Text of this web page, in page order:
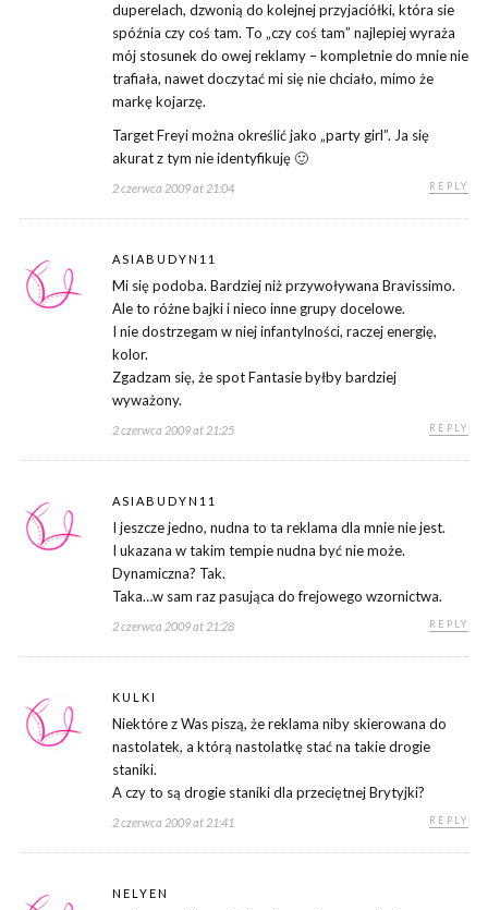
duperelach, dzwonią do kolejnej przyjaciółki, która sie
spóźnia czy coś tam. To „czy coś tam” najlepiej wyraża
mój stosunek do owej reklamy – kompletnie do mnie nie
trafiała, nawet doczytać mi się nie chciało, mimo że
markę kojarzę.
Target Freyi można określić jako „party girl”. Ja się
akurat z tym nie identyfikuję 🙂
2 czerwca 2009 at 21:04 REPLY
ASIABUDYN11
Mi się podoba. Bardziej niż przywoływana Bravissimo.
Ale to różne bajki i nieco inne grupy docelowe.
I nie dostrzegam w niej infantylności, raczej energię,
kolor.
Zgadzam się, że spot Fantasie byłby bardziej
wyważony.
2 czerwca 2009 at 21:25 REPLY
ASIABUDYN11
I jeszcze jedno, nudna to ta reklama dla mnie nie jest.
I ukazana w takim tempie nudna być nie może.
Dynamiczna? Tak.
Taka…w sam raz pasująca do frejowego wzornictwa.
2 czerwca 2009 at 21:28 REPLY
KULKI
Niektóre z Was piszą, że reklama niby skierowana do
nastolatek, a którą nastolatkę stać na takie drogie
staniki.
A czy to są drogie staniki dla przeciętnej Brytyjki?
2 czerwca 2009 at 21:41 REPLY
NELYEN